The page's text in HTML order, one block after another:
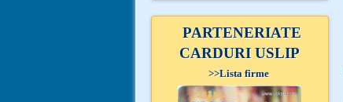
PARTENERIATE
CARDURI USLIP
>>Lista firme